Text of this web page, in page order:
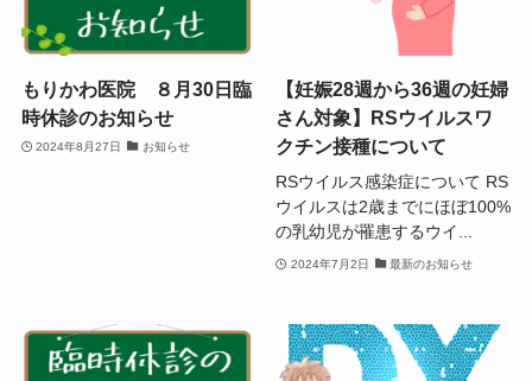
もりかわ医院 ８月30日臨
時休診のお知らせ
2024年8月27日 お知らせ
【妊娠28週から36週の妊婦
さん対象】RSウイルスワ
クチン接種について
RSウイルス感染症について RS
ウイルスは2歳までにほぼ100%
の乳幼児が罹患するウイ...
2024年7月2日 最新のお知らせ